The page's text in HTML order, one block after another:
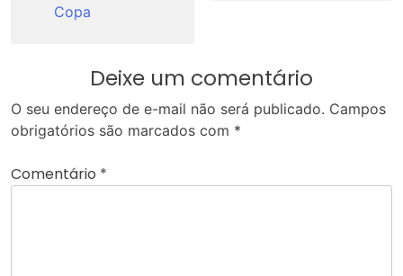
Copa
Deixe um comentário
O seu endereço de e-mail não será publicado. Campos
obrigatórios são marcados com *
Comentário *